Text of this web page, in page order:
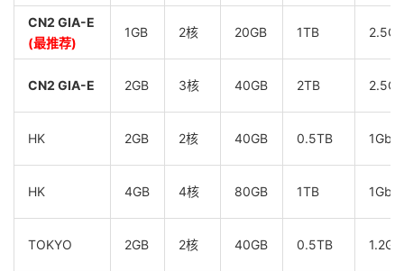
CN2 GIA-E
(最推荐)
1GB 2核 20GB 1TB
CN2 GIA-E 2GB 3核 40GB 2TB
HK 2GB 2核 40GB 0.5TB
HK 4GB 4核 80GB 1TB
TOKYO 2GB 2核 40GB 0.5TB